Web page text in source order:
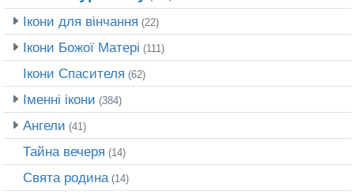
Ікони для вінчання (22)
Ікони Божої Матері (111)
Ікони Спасителя (62)
Іменні ікони (384)
Ангели (41)
Тайна вечеря (14)
Свята родина (14)